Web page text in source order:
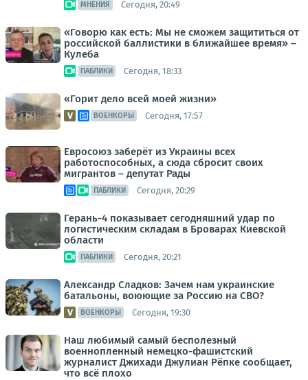
МНЕНИЯ Сегодня, 20:49
«Говорю как есть: Мы не сможем защититься от
российской баллистики в ближайшее время» –
Кулеба
ПАБЛИКИ Сегодня, 18:33
«Горит дело всей моей жизни»
ВОЕНКОРЫ Сегодня, 17:57
Евросоюз заберёт из Украины всех
работоспособных, а сюда сбросит своих
мигрантов – депутат Рады
ПАБЛИКИ Сегодня, 20:29
Герань-4 показывает сегодняшний удар по
логистическим складам в Броварах Киевской
области
ПАБЛИКИ Сегодня, 20:21
Александр Сладков: Зачем нам украинские
батальоны, воюющие за Россию на СВО?
ВОЕНКОРЫ Сегодня, 19:30
Наш любимый самый бесполезный
военнопленный немецко-фашистский
журналист Джихади Джулиан Рёпке сообщает,
что всё плохо